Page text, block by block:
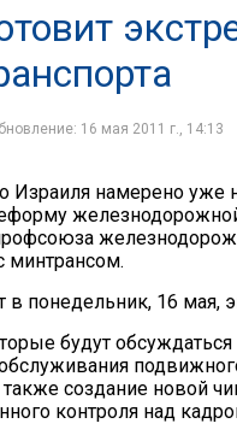
16 мая 2011 г., 14:13
Израиля намерено уже
минтрансом.
в понедельник, 16 мая,
будут
также создание новой
контроля над